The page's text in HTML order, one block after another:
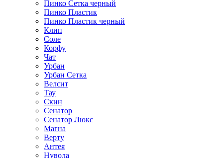
Пинко Сетка черный
Пинко Пластик
Пинко Пластик черный
Клип
Соле
Корфу
Чат
Урбан
Урбан Сетка
Велсит
Тау
Скин
Сенатор
Сенатор Люкс
Магна
Верту
Антея
Нувола